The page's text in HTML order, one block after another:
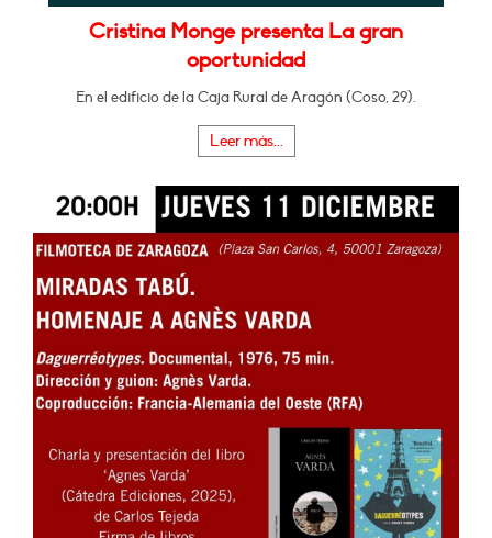
Cristina Monge presenta La gran
oportunidad
En el edificio de la Caja Rural de Aragón (Coso, 29).
Leer más...